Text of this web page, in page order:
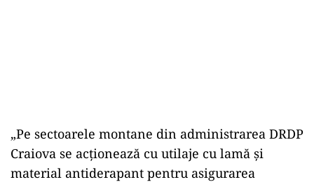
„Pe sectoarele montane din administrarea DRDP
Craiova se acționează cu utilaje cu lamă și
material antiderapant pentru asigurarea